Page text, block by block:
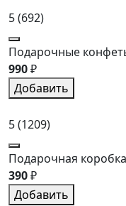
5(692)
Подарочные
990₽
Добавить
5(1209)
Подарочная
390₽
Добавить